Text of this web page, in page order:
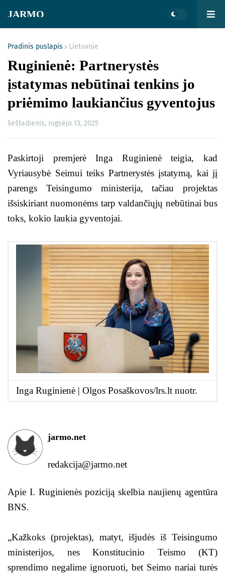
JARMO
Pradinis puslapis Lietuvoje
Ruginienė: Partnerystės
įstatymas nebūtinai tenkins jo
priėmimo laukiančius gyventojus
šeštadienis, rugsėjo 13, 2025
Paskirtoji premjerė Inga Ruginienė teigia, kad
Vyriausybė Seimui teiks Partnerystės įstatymą, kai jį
parengs Teisingumo ministerija, tačiau projektas
išsiskiriant nuomonėms tarp valdančiųjų nebūtinai bus
toks, kokio laukia gyventojai.
Inga Ruginienė | Olgos Posaškovos/lrs.lt nuotr.
jarmo.net
redakcija@jarmo.net
Apie I. Ruginienės poziciją skelbia naujienų agentūra
BNS.
„Kažkoks (projektas), matyt, išjudės iš Teisingumo
ministerijos, nes Konstitucinio Teismo (KT)
sprendimo negalime ignoruoti, bet Seimo nariai turės